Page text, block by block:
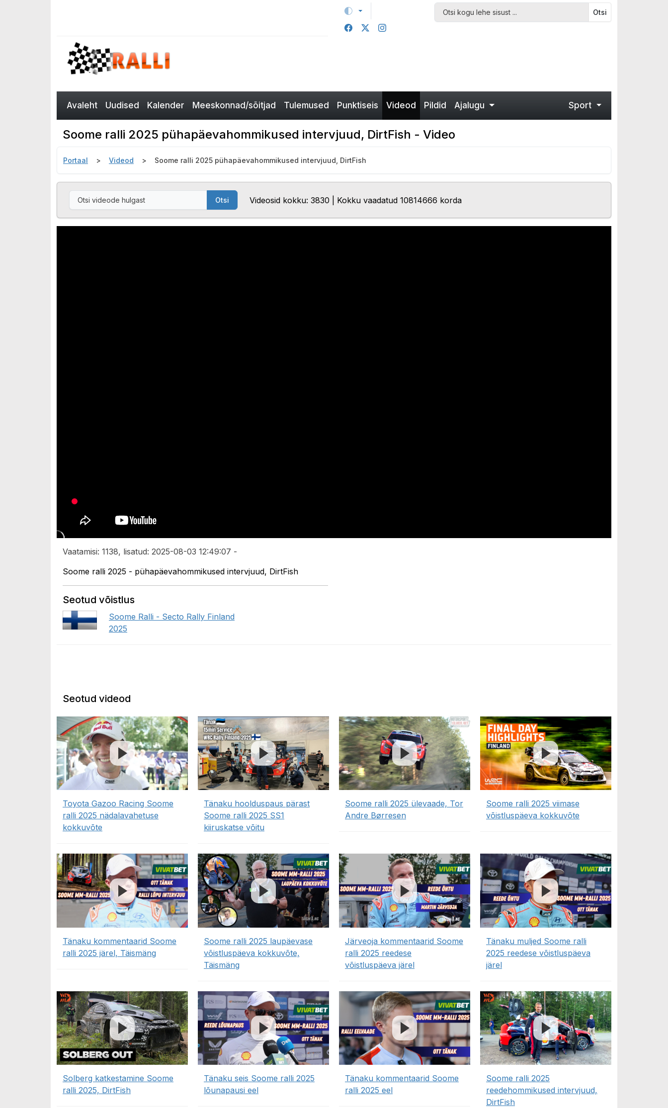
Otsi
Avaleht Uudised Kalender Meeskonnad/sõitjad Tulemused Punktiseis Videod Pildid Ajalugu Sport
Soome ralli 2025 pühapäevahommikused intervjuud, DirtFish - Video
Portaal Videod Soome ralli 2025 pühapäevahommikused intervjuud, DirtFish
Otsi Videosid kokku: 3830 | Kokku vaadatud 10814666 korda
Vaatamisi: 1138, lisatud: 2025-08-03 12:49:07 -
Soome ralli 2025 - pühapäevahommikused intervjuud, DirtFish
Seotud võistlus
Soome Ralli - Secto Rally Finland
2025
Seotud videod
Toyota Gazoo Racing Soome
ralli 2025 nädalavahetuse
kokkuvõte
Tänaku hoolduspaus pärast
Soome ralli 2025 SS1
kiiruskatse võitu
Soome ralli 2025 ülevaade, Tor
Andre Børresen
Soome ralli 2025 viimase
võistluspäeva kokkuvõte
Tänaku kommentaarid Soome
ralli 2025 järel, Täismäng
Soome ralli 2025 laupäevase
võistluspäeva kokkuvõte,
Täismäng
Järveoja kommentaarid Soome
ralli 2025 reedese
võistluspäeva järel
Tänaku muljed Soome ralli
2025 reedese võistluspäeva
järel
Solberg katkestamine Soome
ralli 2025, DirtFish
Tänaku seis Soome ralli 2025
lõunapausi eel
Tänaku kommentaarid Soome
ralli 2025 eel
Soome ralli 2025
reedehommikused intervjuud,
DirtFish